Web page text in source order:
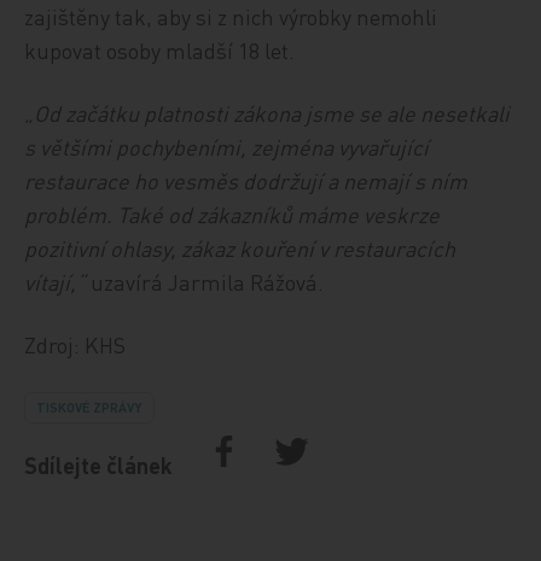
zajištěny tak, aby si z nich výrobky nemohli
kupovat osoby mladší 18 let.
„Od začátku platnosti zákona jsme se ale nesetkali
s většími pochybeními, zejména vyvařující
restaurace ho vesměs dodržují a nemají s ním
problém. Také od zákazníků máme veskrze
pozitivní ohlasy, zákaz kouření v restauracích
vítají,“uzavírá Jarmila Rážová.
Zdroj: KHS
TISKOVÉ ZPRÁVY
Sdílejte článek